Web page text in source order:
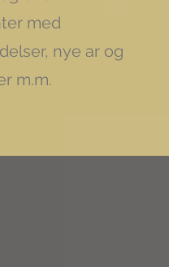
med
nye ar og
m.m.